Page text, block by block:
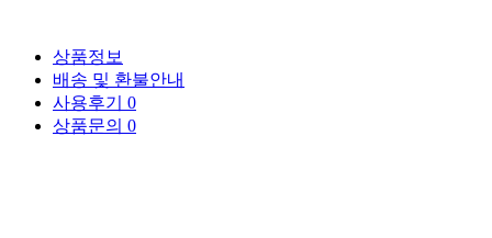
상품정보
배송 및 환불안내
사용후기 0
상품문의 0